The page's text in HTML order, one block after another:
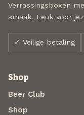
Verrassingsboxen
smaak. Leuk voor
✓ Veilige betaling
Shop
Beer Club
Shop